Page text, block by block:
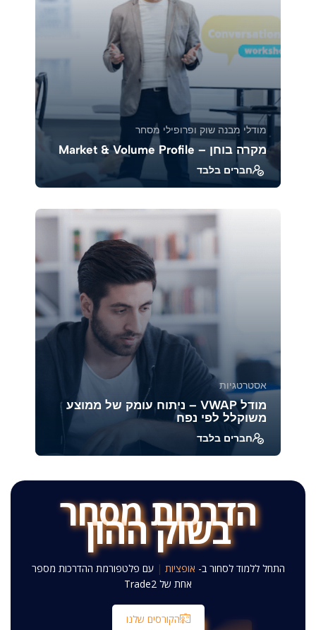
מודלי מבנה שוק ופרופילי מסחר
מקרה בוחן – Market & Volume Profile
חברים בלבד
באמצעות Market Profile ו־Volume Profile, כדי
39379
אסטרטגיות
מודל VWAP – ניתוח עומק של ממוצע
משוקלל לפי נפח
חברים בלבד
1888
39946
הדרכות מסחר
בשוק ההון
התחל ללמוד לסחור ב-אגרות חוב| עם פלטפורמת ההדרכות
מספר אחת של Trade2
הקורסים שלנו